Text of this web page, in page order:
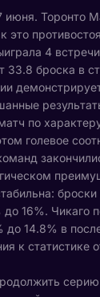
июня. Торонто
это
4
33.8 броска в
по
голевое
16%. Чикаго
до 14.8% в
к статистике